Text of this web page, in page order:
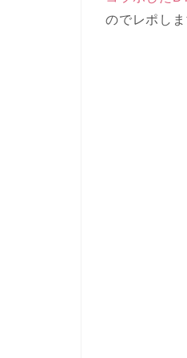
のでレポし